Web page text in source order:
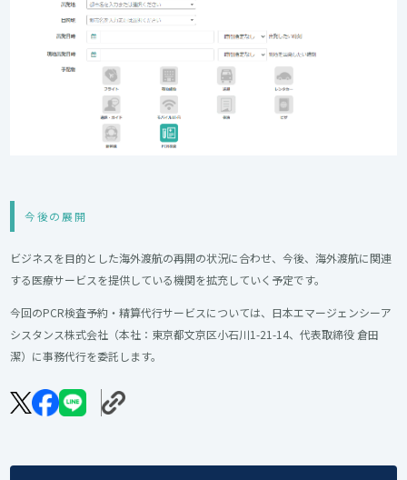
今後の展開
ビジネスを目的とした海外渡航の再開の状況に合わせ、今後、海外渡航に関連
する医療サービスを提供している機関を拡充していく予定です。
今回のPCR検査予約・精算代行サービスについては、日本エマージェンシーア
シスタンス株式会社（本社：東京都文京区小石川1-21-14、代表取締役 倉田
潔）に事務代行を委託します。